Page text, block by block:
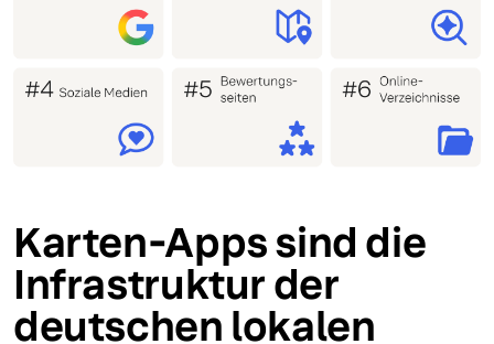
Karten-Apps sind die
Infrastruktur der
deutschen lokalen